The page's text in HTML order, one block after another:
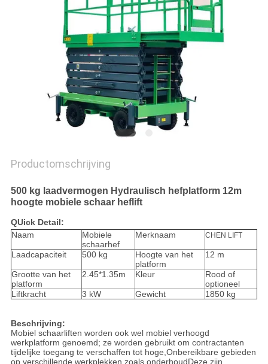
Productomschrijving
500 kg laadvermogen Hydraulisch hefplatform 12m
hoogte mobiele schaar heflift
QUick Detail:
Naam
Mobiele
schaarhef
Merknaam CHEN LIFT
Laadcapaciteit 500 kg
Hoogte van het
platform
12 m
Grootte van het
platform
2.45*1.35m Kleur
Rood of
optioneel
Liftkracht
3 kW Gewicht 1850 kg
Beschrijving:
Mobiel schaarliften worden ook wel mobiel verhoogd
werkplatform genoemd; ze worden gebruikt om contractanten
tijdelijke toegang te verschaffen tot hoge,Onbereikbare gebieden
op verschillende werkplekken zoals onderhoudDeze zijn